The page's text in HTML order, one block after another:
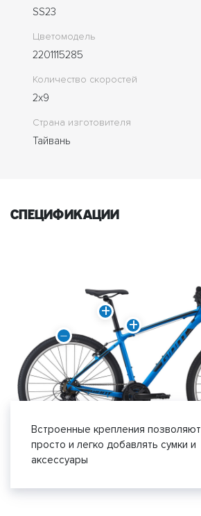
SS23
Цветомодель
2201115285
Количество скоростей
2x9
Страна изготовителя
Тайвань
спецификации
Встроенные крепления позволяют
просто и легко добавлять сумки и
аксессуары